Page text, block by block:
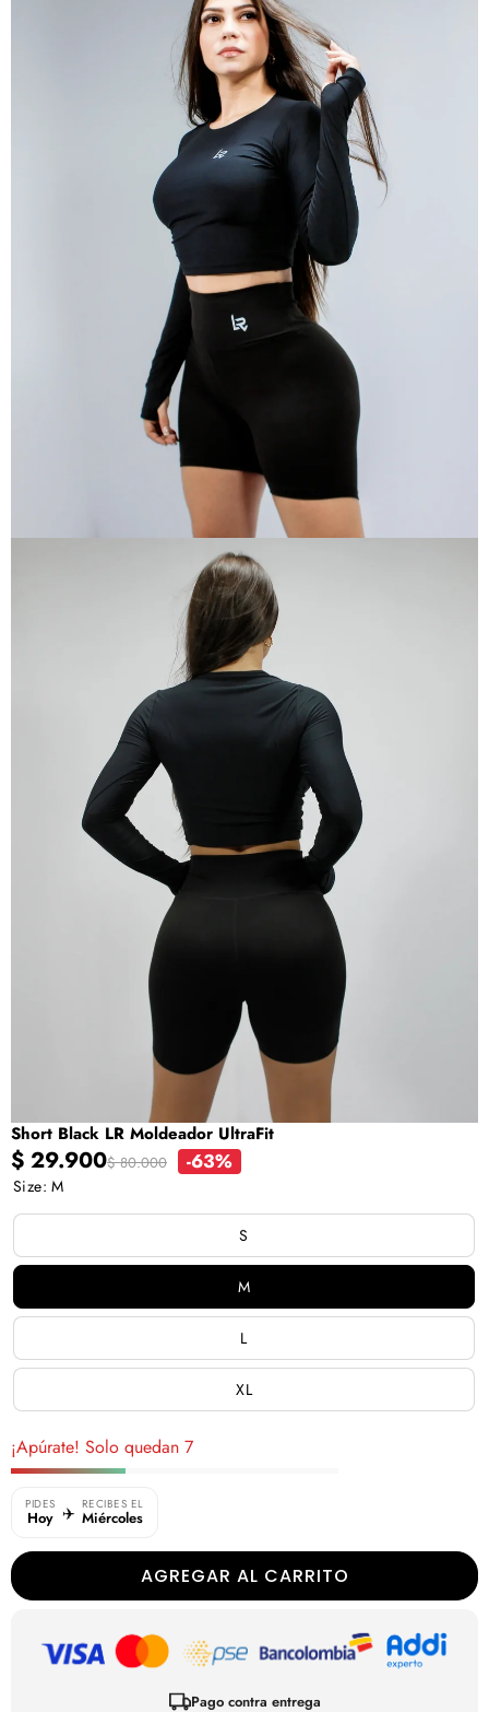
ABRIR
IMAGEN
PANTALLA
COMPLETA
ABRIR
IMAGEN
PANTALLA
Short Black LR Moldeador UltraFit
Precio
en
oferta
$ 29.900Precio
$ 80.000 -63%
Size:M
S
M
L
XL
¡Apúrate! Solo quedan 7
PIDES
Hoy ✈️ RECIBES EL
Miércoles
AGREGAR AL CARRITO
Pago contra entrega